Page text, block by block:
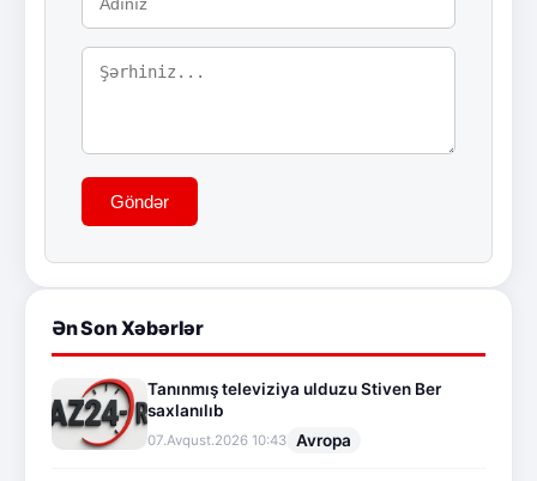
Göndər
Ən Son Xəbərlər
Tanınmış televiziya ulduzu Stiven Ber
saxlanılıb
07.Avqust.2026 10:43 Avropa